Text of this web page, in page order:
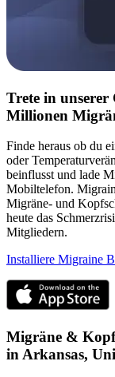
Trete in
Millionen
Finde heraus ob du
oder
beinflusst und lade
Mobiltelefon.
Migräne- und
heute das
Mitgliedern.
Installiere Migraine
Migräne &
in Arkansas,